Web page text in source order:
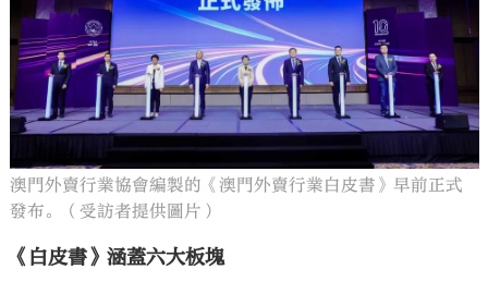
澳門外賣行業協會編製的《澳門外賣行業白皮書》早前正式
發布。（受訪者提供圖片）
《白皮書》涵蓋六大板塊